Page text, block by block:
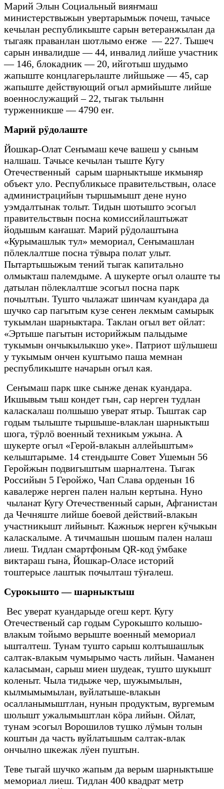
Марий Элын Социальный вияҥмаш
министерствыжын увертарымыж почеш, тачысе
кечылан республикыште сарын ветеранжылан да
тыгаяк праванлан шотлымо еҥже — 227. Тышеч
сарын инвалидше — 44, инвалид лийше участник
— 146, блокадник — 20, ийготыш шудымо
жапыште концлагерьлаште лийшыже — 45, сар
жапыште действующий огыл армийыште лийше
военнослужащий – 22, тыгак тылынн
турженникше — 4790 еҥ.
Марий рӱдолаште
Йошкар-Олат Сеҥымаш кече вашеш у сыным
налшаш. Тачысе кечылан тыште Кугу
Отечественный сарым шарныктыше икмыняр
объект уло. Республикысе правительствын, оласе
администрацийын тыршымышт дене нуно
уэмдалтынак толыт. Тидын шотышто эсогыл
правительствын посна комиссийлаштыжат
йодышым каҥашат. Марий рӱдолаштына
«Курымашлык тул» мемориал, Сеҥымашлан
пӧлеклалтше посна тӱвыра полат улыт.
Пытартышыжым тений тыгак капитально
олмыкташ палемдыме. А шукерте огыл олаште ты
датылан пӧлеклалтше эсогыл посна парк
почылтын. Тушто чылажат шинчам куандара да
шучко сар пагытым кузе сеҥен лекмым самырык
тукымлан шарныктара. Таклан огыл вет ойлат:
«Эртыше пагытын историйжым палыдыме
тукымын ончыкылыкшо уке». Патриот шӱлышеш
у тукымым ончен куштымо паша мемнан
республикыште начарын огыл кая.
Сеҥымаш парк шке сынже денак куандара.
Икшывым тыш кондет гын, сар нерген тудлан
каласкалаш полшышо уверат ятыр. Тыштак сар
годым тылыште тыршыше-влаклан шарныктыш
шога, тӱрлӧ военный техникым ужына. А
шукерте огыл «Герой-влакын аллейыштым»
келыштарыме. 14 стендыште Совет Ушемын 56
Геройжын подвигыштым шарналтена. Тыгак
Российын 5 Геройжо, Чап Слава орденын 16
кавалерже нерген пален налын кертына. Нуно
чыланат Кугу Отечественный сарын, Афганистан
да Чечняште лийше боевой действий-влакын
участникышт лийыныт. Кажныж нерген кӱчыкын
каласкалыме. А тичмашын шошым пален налаш
лиеш. Тидлан смартфоным QR-код ӱмбаке
виктараш гына, Йошкар-Оласе историй
тоштерысе лаштык почылташ тӱҥалеш.
Сурокышто — шарныктыш
Вес уверат куандарыде огеш керт. Кугу
Отечественый сар годым Сурокышто колышо-
влакым тойымо верыште военный мемориал
ышталтеш. Тунам тушто сарыш колтышашлык
салтак-влакым чумырымо часть лийын. Чаманен
каласыман, сарыш миен шудеак, тушто шукышт
коленыт. Чыла тидыже чер, шужымылын,
кылмымымылан, вуйлатыше-влакын
осалланымыштлан, нунын продуктым, вургемым
шолышт ужалымыштлан кӧра лийын. Ойлат,
тунам эсогыл Ворошилов тушко лӱмын толын
коштын да часть вуйлатышым салтак-влак
ончылно шкежак лӱен пуштын.
Теве тыгай шучко жапым да верым шарныктыше
мемориал лиеш. Тидлан 400 квадрат метр